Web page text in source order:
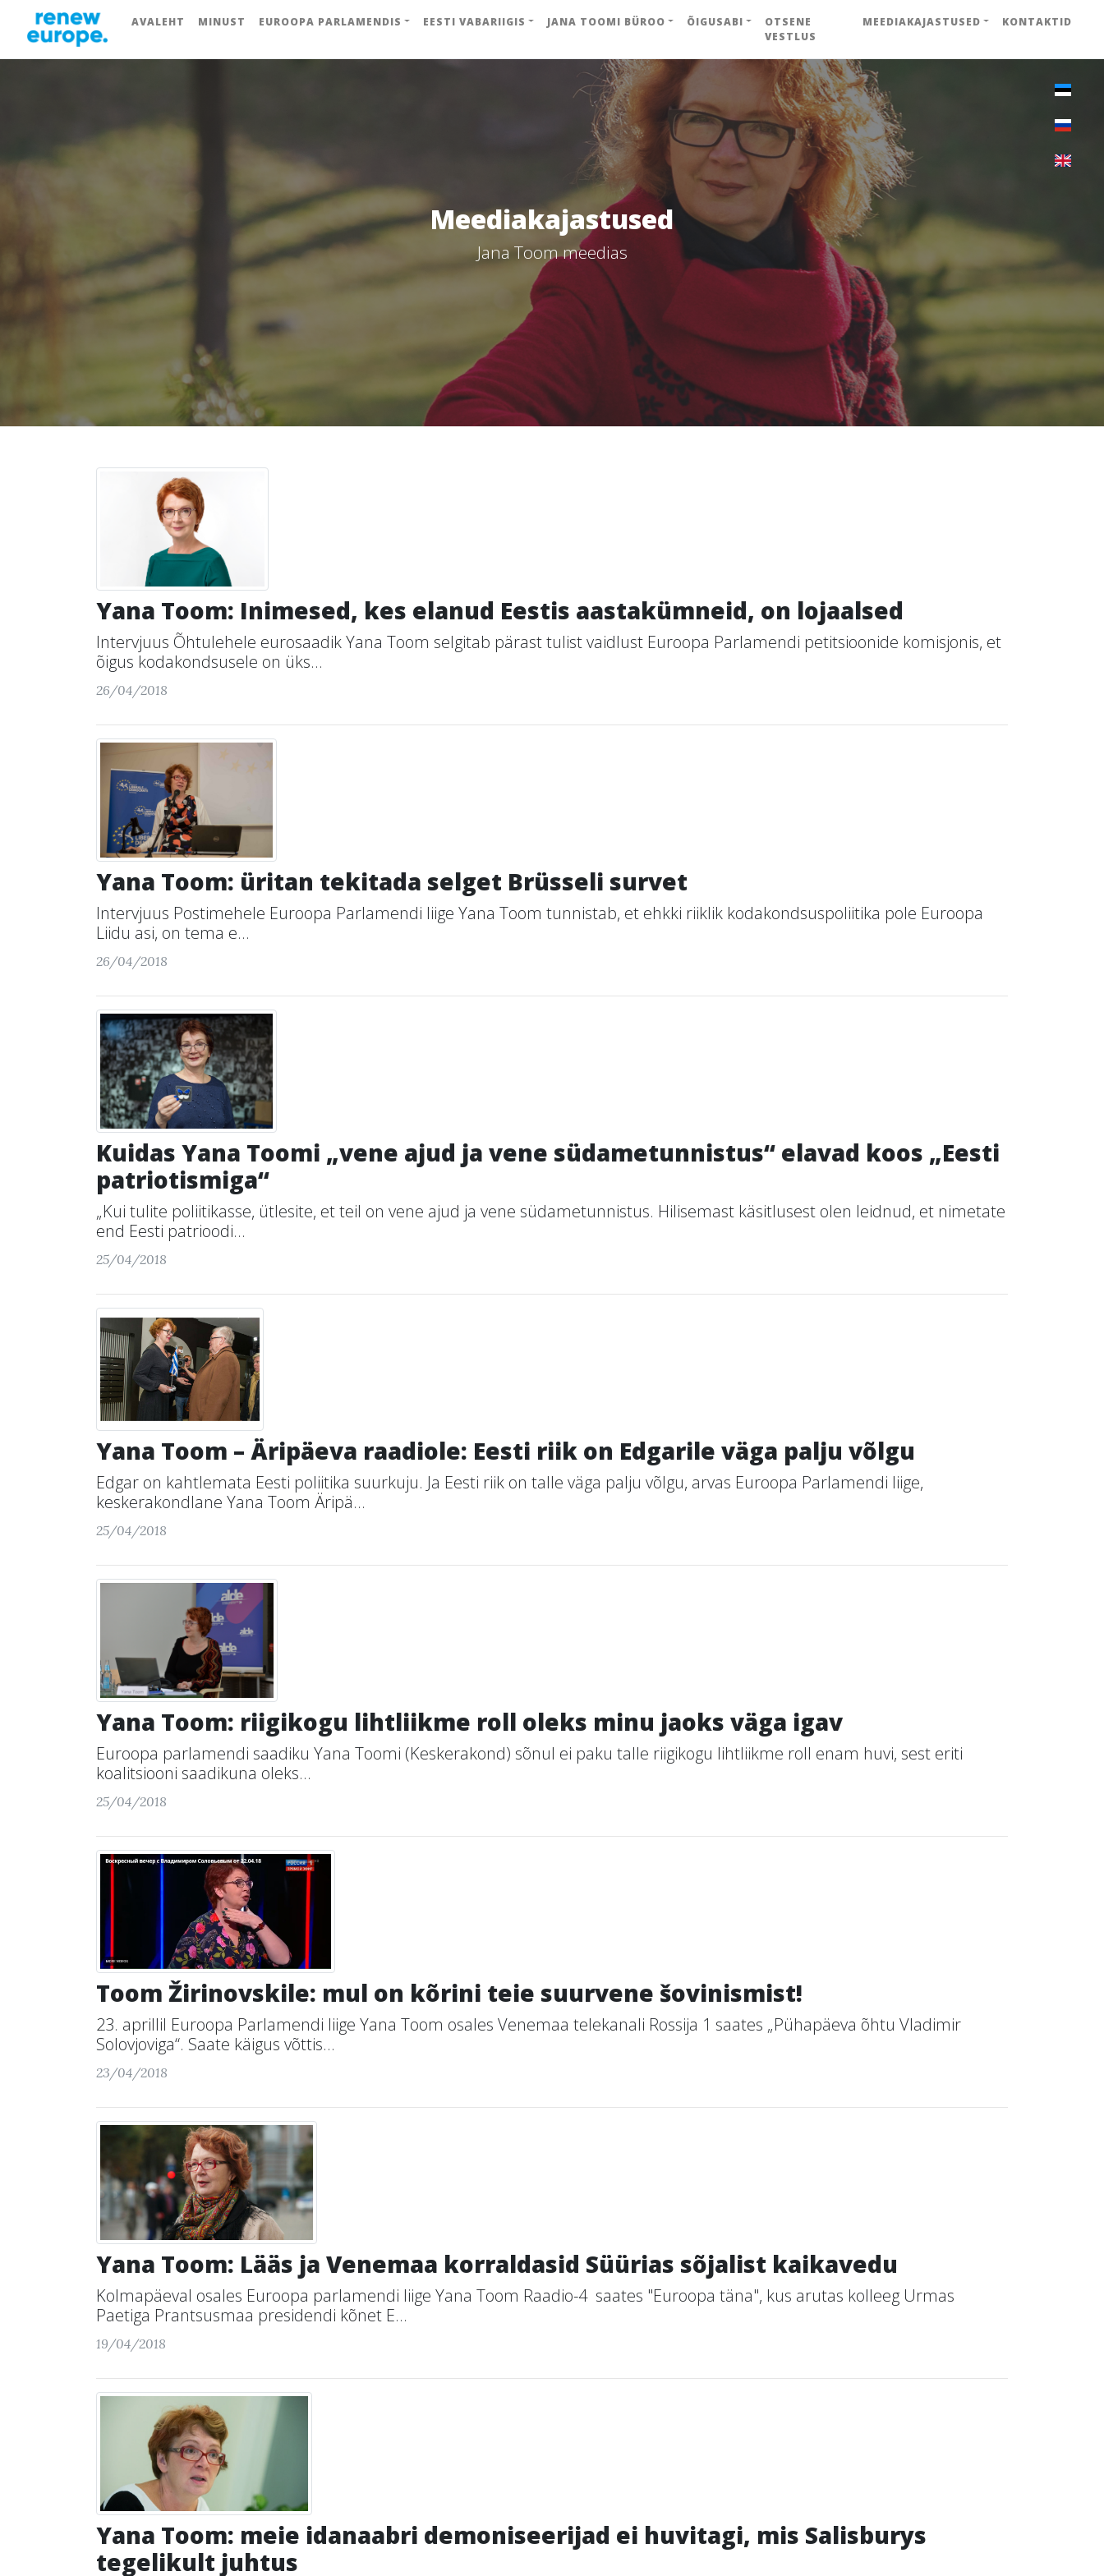
AVALEHT MINUST EUROOPA PARLAMENDIS EESTI VABARIIGIS JANA TOOMI BÜROO ÕIGUSABI
OTSENE
VESTLUS
MEEDIAKAJASTUSED KONTAKTID
Meediakajastused
Jana Toom meedias
Yana Toom: Inimesed, kes elanud Eestis aastakümneid, on lojaalsed
Intervjuus Õhtulehele eurosaadik Yana Toom selgitab pärast tulist vaidlust Euroopa Parlamendi petitsioonide komisjonis, et
õigus kodakondsusele on üks...
26/04/2018
Yana Toom: üritan tekitada selget Brüsseli survet
Intervjuus Postimehele Euroopa Parlamendi liige Yana Toom tunnistab, et ehkki riiklik kodakondsuspoliitika pole Euroopa
Liidu asi, on tema e...
26/04/2018
Kuidas Yana Toomi „vene ajud ja vene südametunnistus“ elavad koos „Eesti
patriotismiga“
„Kui tulite poliitikasse, ütlesite, et teil on vene ajud ja vene südametunnistus. Hilisemast käsitlusest olen leidnud, et nimetate
end Eesti patrioodi...
25/04/2018
Yana Toom – Äripäeva raadiole: Eesti riik on Edgarile väga palju võlgu
Edgar on kahtlemata Eesti poliitika suurkuju. Ja Eesti riik on talle väga palju võlgu, arvas Euroopa Parlamendi liige,
keskerakondlane Yana Toom Äripä...
25/04/2018
Yana Toom: riigikogu lihtliikme roll oleks minu jaoks väga igav
Euroopa parlamendi saadiku Yana Toomi (Keskerakond) sõnul ei paku talle riigikogu lihtliikme roll enam huvi, sest eriti
koalitsiooni saadikuna oleks...
25/04/2018
Toom Žirinovskile: mul on kõrini teie suurvene šovinismist!
23. aprillil Euroopa Parlamendi liige Yana Toom osales Venemaa telekanali Rossija 1 saates „Pühapäeva õhtu Vladimir
Solovjoviga“. Saate käigus võttis...
23/04/2018
Yana Toom: Lääs ja Venemaa korraldasid Süürias sõjalist kaikavedu
Kolmapäeval osales Euroopa parlamendi liige Yana Toom Raadio-4 saates "Euroopa täna", kus arutas kolleeg Urmas
Paetiga Prantsusmaa presidendi kõnet E...
19/04/2018
Yana Toom: meie idanaabri demoniseerijad ei huvitagi, mis Salisburys
tegelikult juhtus